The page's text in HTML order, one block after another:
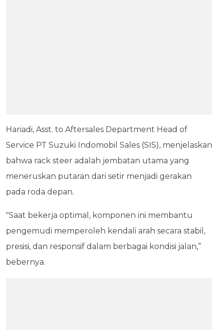
Hariadi, Asst. to Aftersales Department Head of
Service PT Suzuki Indomobil Sales (SIS), menjelaskan
bahwa rack steer adalah jembatan utama yang
meneruskan putaran dari setir menjadi gerakan
pada roda depan.
"Saat bekerja optimal, komponen ini membantu
pengemudi memperoleh kendali arah secara stabil,
presisi, dan responsif dalam berbagai kondisi jalan,”
bebernya.